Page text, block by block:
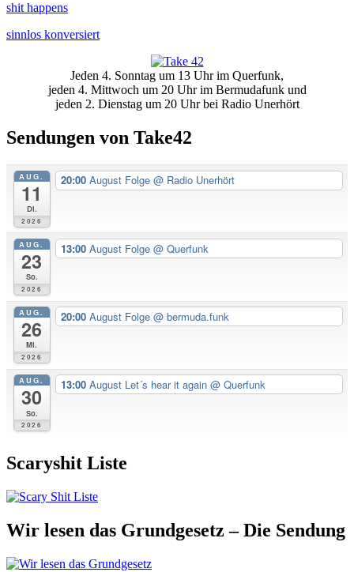
shit happens
sinnlos konversiert
SeitenleisteJeden 4. Sonntag um 13 Uhr im Querfunk,
jeden 4. Mittwoch um 20 Uhr im Bermudafunk und
jeden 2. Dienstag um 20 Uhr bei Radio Unerhört
Sendungen von Take42
AUG.
11
Di.
2026
20:00 August Folge @ Radio Unerhört
AUG.
23
So.
2026
13:00 August Folge @ Querfunk
AUG.
26
Mi.
2026
20:00 August Folge @ bermuda.funk
AUG.
30
So.
2026
13:00 August Let´s hear it again @ Querfunk
Scaryshit Liste
Wir lesen das Grundgesetz – Die Sendung